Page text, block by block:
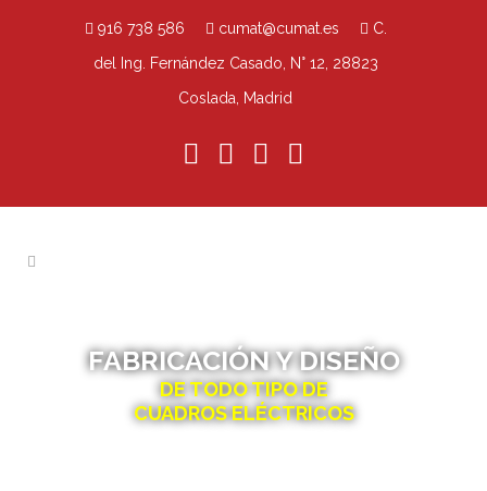
916 738 586 cumat@cumat.es
C.
del Ing. Fernández Casado, N° 12, 28823
Coslada, Madrid
FABRICACIÓN Y DISEÑO
DE TODO TIPO DE
CUADROS ELÉCTRICOS